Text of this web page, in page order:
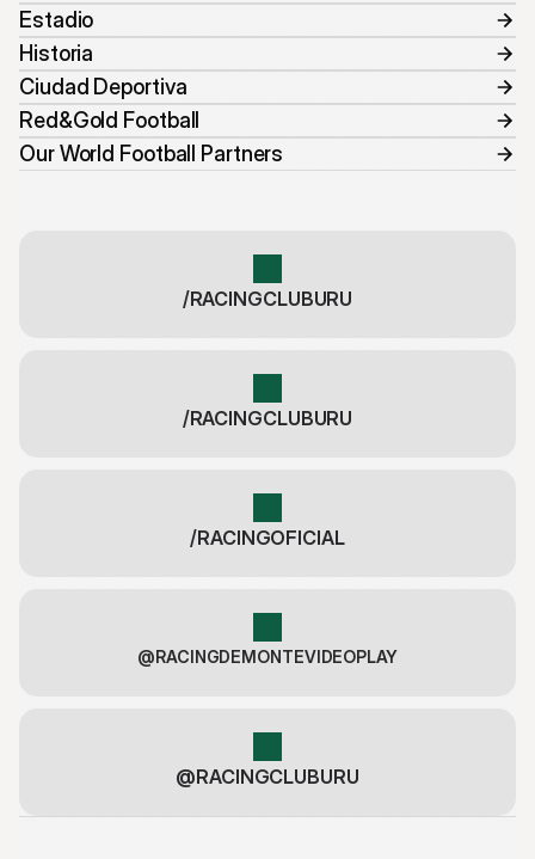
Estadio
Historia
Ciudad Deportiva
Red&Gold Football
Our World Football Partners
/RACINGCLUBURU
/RACINGCLUBURU
/RACINGOFICIAL
@RACINGDEMONTEVIDEOPLAY
@RACINGCLUBURU